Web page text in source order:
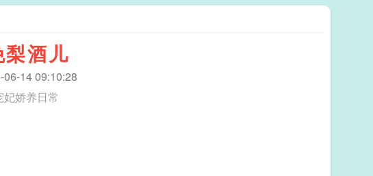
酒儿
14 09:10:28
说，全文阅读，TXT下载 宠妃娇养日常